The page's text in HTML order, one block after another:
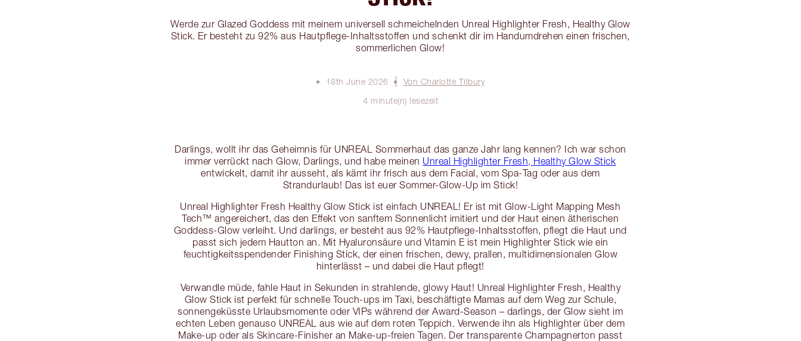
Werde zur Glazed Goddess mit meinem universell schmeichelnden Unreal Highlighter Fresh, Healthy Glow
Stick. Er besteht zu 92% aus Hautpflege-Inhaltsstoffen und schenkt dir im Handumdrehen einen frischen,
sommerlichen Glow!
18th June 2026
Von Charlotte Tilbury
4 minute(n) lesezeit
Darlings, wollt ihr das Geheimnis für UNREAL Sommerhaut das ganze Jahr lang kennen? Ich war schon
immer verrückt nach Glow, Darlings, und habe meinen Unreal Highlighter Fresh, Healthy Glow Stick
entwickelt, damit ihr ausseht, als kämt ihr frisch aus dem Facial, vom Spa-Tag oder aus dem
Strandurlaub! Das ist euer Sommer-Glow-Up im Stick!
Unreal Highlighter Fresh Healthy Glow Stick ist einfach UNREAL! Er ist mit Glow-Light Mapping Mesh
Tech™ angereichert, das den Effekt von sanftem Sonnenlicht imitiert und der Haut einen ätherischen
Goddess-Glow verleiht. Und darlings, er besteht aus 92% Hautpflege-Inhaltsstoffen, pflegt die Haut und
passt sich jedem Hautton an. Mit Hyaluronsäure und Vitamin E ist mein Highlighter Stick wie ein
feuchtigkeitsspendender Finishing Stick, der einen frischen, dewy, prallen, multidimensionalen Glow
hinterlässt – und dabei die Haut pflegt!
Verwandle müde, fahle Haut in Sekunden in strahlende, glowy Haut! Unreal Highlighter Fresh, Healthy
Glow Stick ist perfekt für schnelle Touch-ups im Taxi, beschäftigte Mamas auf dem Weg zur Schule,
sonnengeküsste Urlaubsmomente oder VIPs während der Award-Season – darlings, der Glow sieht im
echten Leben genauso UNREAL aus wie auf dem roten Teppich. Verwende ihn als Highlighter über dem
Make-up oder als Skincare-Finisher an Make-up-freien Tagen. Der transparente Champagnerton passt